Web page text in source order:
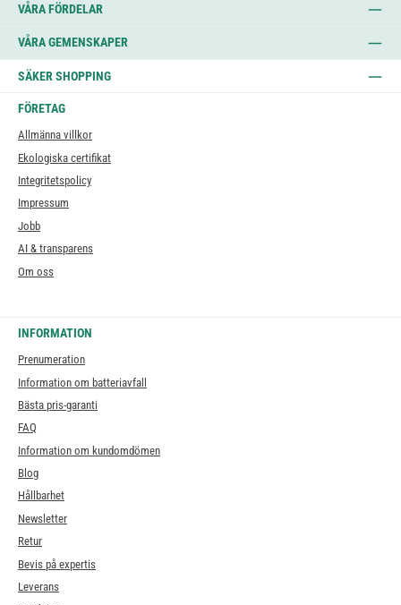
VÅRA FÖRDELAR
VÅRA GEMENSKAPER
SÄKER SHOPPING
FÖRETAG
Allmänna villkor
Ekologiska certifikat
Integritetspolicy
Impressum
Jobb
AI & transparens
Om oss
INFORMATION
Prenumeration
Information om batteriavfall
Bästa pris-garanti
FAQ
Information om kundomdömen
Blog
Hållbarhet
Newsletter
Retur
Bevis på expertis
Leverans